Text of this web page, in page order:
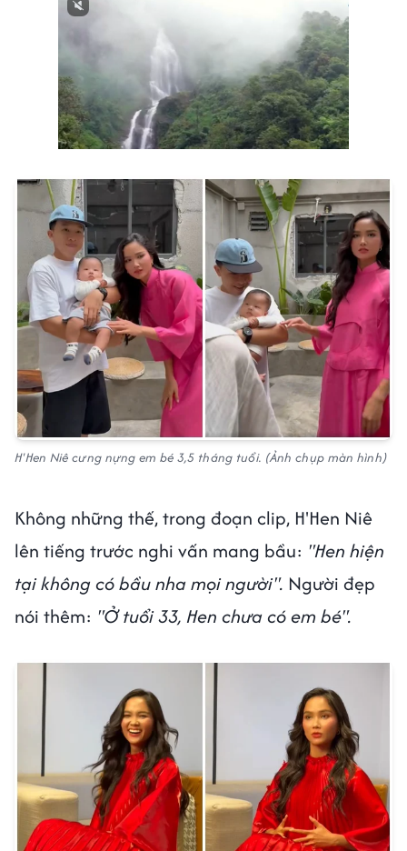
H'Hen Niê cưng nựng em bé 3,5 tháng tuổi. (Ảnh chụp màn hình)
Không những thế, trong đoạn clip, H'Hen Niê
lên tiếng trước nghi vấn mang bầu: "Hen hiện
tại không có bầu nha mọi người". Người đẹp
nói thêm: "Ở tuổi 33, Hen chưa có em bé".